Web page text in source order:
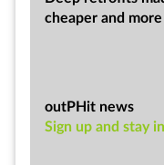
cheap­er and
outPHit news
Sign up and stay